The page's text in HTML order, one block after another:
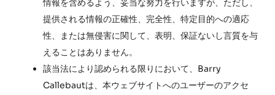
情報を含めるよう、妥当な努力を行いますが、ただし、
提供される情報の正確性、完全性、特定目的への適応
性、または無侵害に関して、表明、保証ないし言質を与
えることはありません。
該当法により認められる限りにおいて、Barry
Callebautは、本ウェブサイトへのユーザーのアクセ